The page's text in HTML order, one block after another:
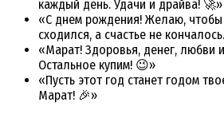
каждый день. Удачи и драйва! 🚀»
«С днем рождения! Желаю, чтобы
сходился, а счастье не
«Марат! Здоровья, денег, любви
Остальное купим! 😉»
«Пусть этот год станет годом
Марат! 🎉»